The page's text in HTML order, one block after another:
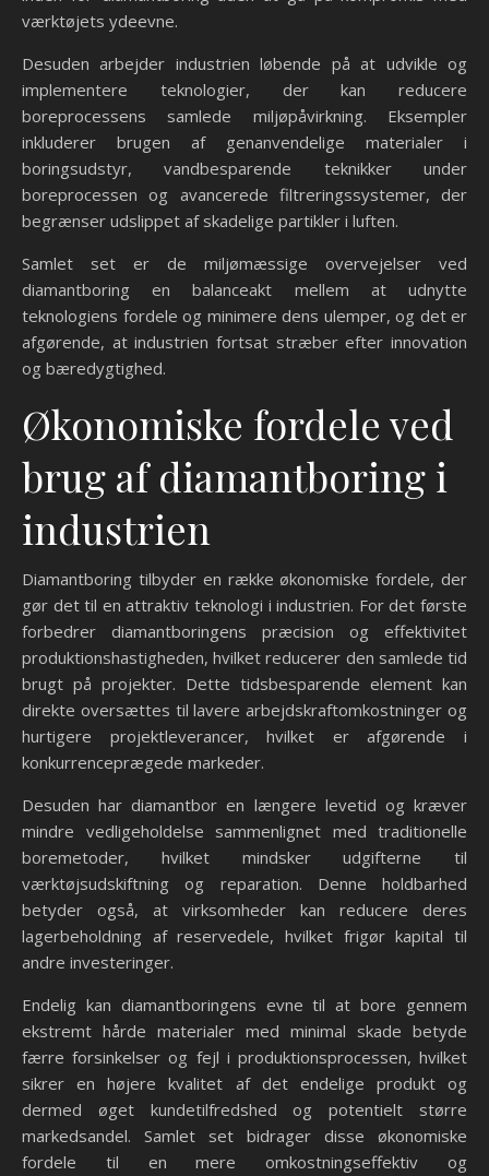
værktøjets ydeevne.
Desuden arbejder industrien løbende på at udvikle og
implementere teknologier, der kan reducere
boreprocessens samlede miljøpåvirkning. Eksempler
inkluderer brugen af genanvendelige materialer i
boringsudstyr, vandbesparende teknikker under
boreprocessen og avancerede filtreringssystemer, der
begrænser udslippet af skadelige partikler i luften.
Samlet set er de miljømæssige overvejelser ved
diamantboring en balanceakt mellem at udnytte
teknologiens fordele og minimere dens ulemper, og det er
afgørende, at industrien fortsat stræber efter innovation
og bæredygtighed.
Økonomiske fordele ved
brug af diamantboring i
industrien
Diamantboring tilbyder en række økonomiske fordele, der
gør det til en attraktiv teknologi i industrien. For det første
forbedrer diamantboringens præcision og effektivitet
produktionshastigheden, hvilket reducerer den samlede tid
brugt på projekter. Dette tidsbesparende element kan
direkte oversættes til lavere arbejdskraftomkostninger og
hurtigere projektleverancer, hvilket er afgørende i
konkurrenceprægede markeder.
Desuden har diamantbor en længere levetid og kræver
mindre vedligeholdelse sammenlignet med traditionelle
boremetoder, hvilket mindsker udgifterne til
værktøjsudskiftning og reparation. Denne holdbarhed
betyder også, at virksomheder kan reducere deres
lagerbeholdning af reservedele, hvilket frigør kapital til
andre investeringer.
Endelig kan diamantboringens evne til at bore gennem
ekstremt hårde materialer med minimal skade betyde
færre forsinkelser og fejl i produktionsprocessen, hvilket
sikrer en højere kvalitet af det endelige produkt og
dermed øget kundetilfredshed og potentielt større
markedsandel. Samlet set bidrager disse økonomiske
fordele til en mere omkostningseffektiv og